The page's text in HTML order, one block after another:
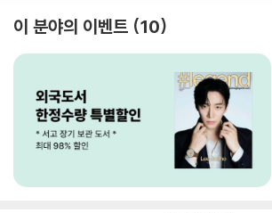
이 분야의 이벤트 10